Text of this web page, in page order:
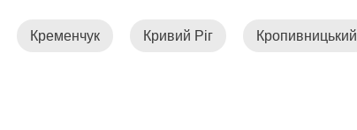
Кременчук Кривий Ріг Кропивницький